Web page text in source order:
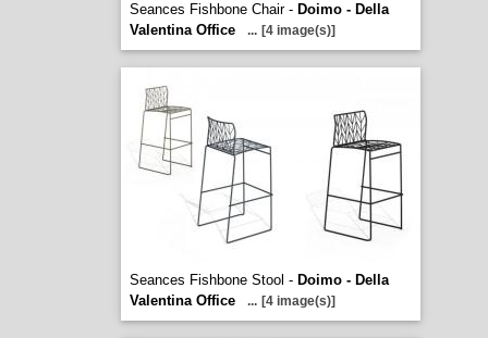
Seances Fishbone Chair - Doimo - Della
Valentina Office
... [4 image(s)]
Seances Fishbone Stool - Doimo - Della
Valentina Office
... [4 image(s)]